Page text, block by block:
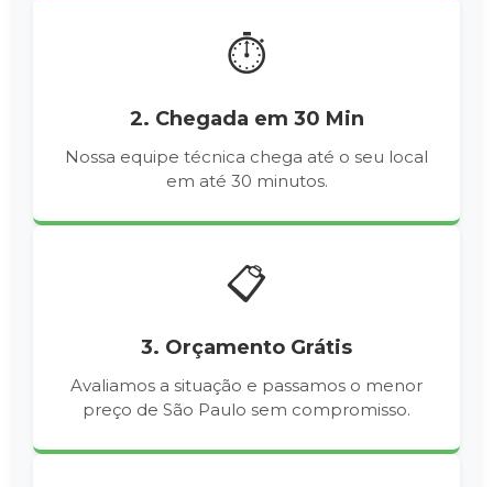
⏱️
2. Chegada em 30 Min
Nossa equipe técnica chega até o seu local
em até 30 minutos.
📋
3. Orçamento Grátis
Avaliamos a situação e passamos o menor
preço de São Paulo sem compromisso.